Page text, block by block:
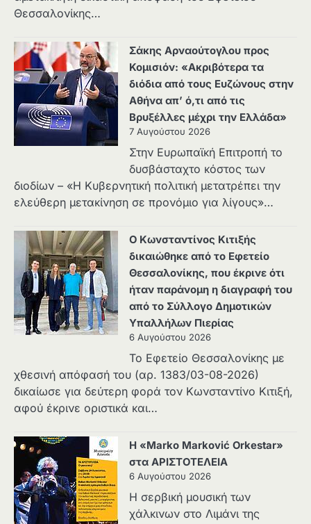
Θεσσαλονίκης…
Σάκης Αρναούτογλου προς
Κομισιόν: «Ακριβότερα τα
διόδια από τους Ευζώνους στην
Αθήνα απ’ ό,τι από τις
Βρυξέλλες μέχρι την Ελλάδα»
7 Αυγούστου 2026
Στην Ευρωπαϊκή Επιτροπή το
δυσβάσταχτο κόστος των
διοδίων – «Η Κυβερνητική πολιτική μετατρέπει την
ελεύθερη μετακίνηση σε προνόμιο για λίγους»…
Ο Κωνσταντίνος Κιτιξής
δικαιώθηκε από το Εφετείο
Θεσσαλονίκης, που έκρινε ότι
ήταν παράνομη η διαγραφή του
από το Σύλλογο Δημοτικών
Υπαλλήλων Πιερίας
6 Αυγούστου 2026
Το Εφετείο Θεσσαλονίκης με
χθεσινή απόφασή του (αρ. 1383/03-08-2026)
δικαίωσε για δεύτερη φορά τον Κωνσταντίνο Κιτιξή,
αφού έκρινε οριστικά και…
Η «Marko Marković Orkestar»
στα ΑΡΙΣΤΟΤΕΛΕΙΑ
6 Αυγούστου 2026
Η σερβική μουσική των
χάλκινων στο Λιμάνι της